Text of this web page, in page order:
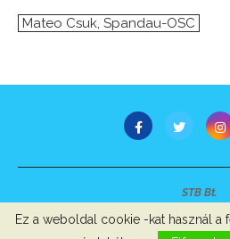
Mateo Csuk, Spandau-OSC
STB Bt.
Szerzői jogok, adatvédelem
Ez a weboldal cookie -kat használ a